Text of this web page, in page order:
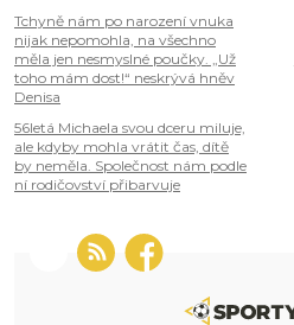
Tchyně nám po narození vnuka
nijak nepomohla, na všechno
měla jen nesmyslné poučky. „Už
toho mám dost!“ neskrývá hněv
Denisa
56letá Michaela svou dceru miluje,
ale kdyby mohla vrátit čas, dítě
by neměla. Společnost nám podle
ní rodičovství přibarvuje